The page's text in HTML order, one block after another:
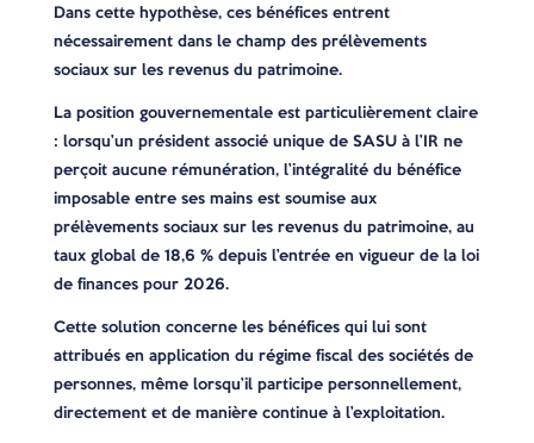
Dans cette hypothèse, ces bénéfices entrent
nécessairement dans le champ des prélèvements
sociaux sur les revenus du patrimoine.
La position gouvernementale est particulièrement claire
: lorsqu’un président associé unique de SASU à l’IR ne
perçoit aucune rémunération, l’intégralité du bénéfice
imposable entre ses mains est soumise aux
prélèvements sociaux sur les revenus du patrimoine, au
taux global de 18,6 % depuis l’entrée en vigueur de la loi
de finances pour 2026.
Cette solution concerne les bénéfices qui lui sont
attribués en application du régime fiscal des sociétés de
personnes, même lorsqu’il participe personnellement,
directement et de manière continue à l’exploitation.